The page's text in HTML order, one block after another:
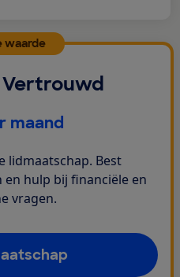
waarde
maand
lidmaatschap. Best
hulp bij financiële en
vragen.